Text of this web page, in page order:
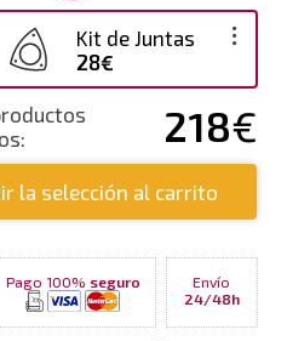
Kit de Juntas
28€
218€
la selección al carrito
Pago 100% seguro
Envío
24/48h